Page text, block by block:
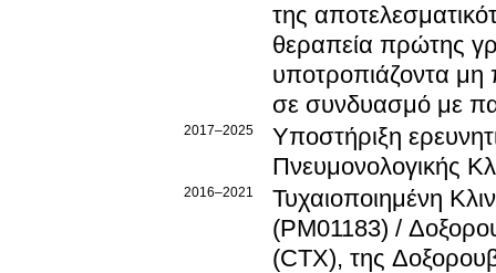
της
θεραπεία πρώτης
υποτροπιάζοντα
σε συνδυασμό με
2017–2025
Υποστήριξη
Πνευμονολογικής
2016–2021
Τυχαιοποιημένη
(PM01183) /
(CTX), της